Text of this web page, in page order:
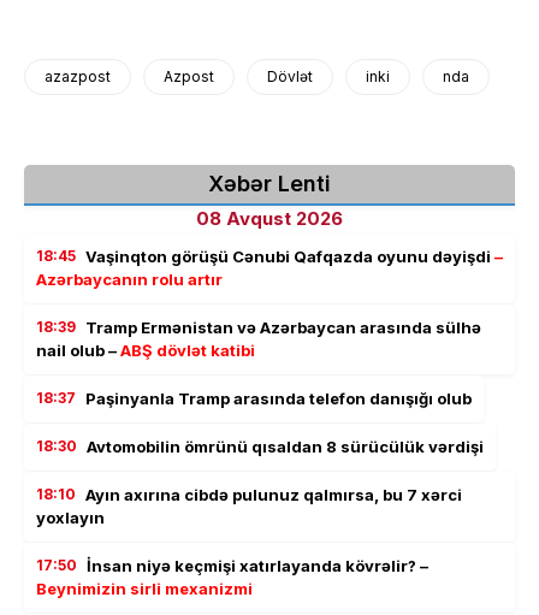
azazpost Azpost Dövlət inki nda
Xəbər Lenti
08 Avqust 2026
18:45 Vaşinqton görüşü Cənubi Qafqazda oyunu dəyişdi –
Azərbaycanın rolu artır
18:39 Tramp Ermənistan və Azərbaycan arasında sülhə
nail olub –ABŞ dövlət katibi
18:37 Paşinyanla Tramp arasında telefon danışığı olub
18:30 Avtomobilin ömrünü qısaldan 8 sürücülük vərdişi
18:10 Ayın axırına cibdə pulunuz qalmırsa, bu 7 xərci
yoxlayın
17:50 İnsan niyə keçmişi xatırlayanda kövrəlir? –
Beynimizin sirli mexanizmi